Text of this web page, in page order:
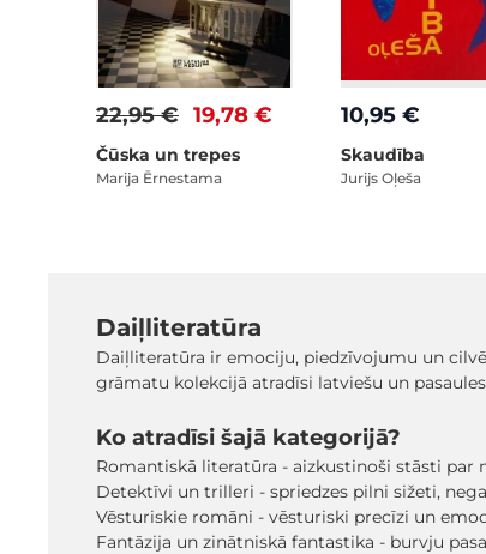
19,78 €
22,95 €
Čūska un trepes
Marija Ērnestama
10,95 €
Skaudība
Jurijs Oļeša
Daiļliteratūra
Daiļliteratūra ir emociju, piedzīvojumu un
grāmatu kolekcijā atradīsi latviešu un
Ko atradīsi šajā kategorijā?
Romantiskā literatūra - aizkustinoši stāsti
Detektīvi un trilleri - spriedzes pilni sižeti,
Vēsturiskie romāni - vēsturiski precīzi un
Fantāzija un zinātniskā fantastika - burvju